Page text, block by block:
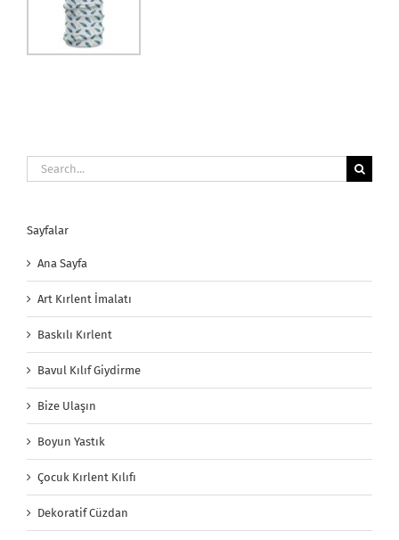
Search
for:
Sayfalar
Ana Sayfa
Art Kırlent İmalatı
Baskılı Kırlent
Bavul Kılıf Giydirme
Bize Ulaşın
Boyun Yastık
Çocuk Kırlent Kılıfı
Dekoratif Cüzdan